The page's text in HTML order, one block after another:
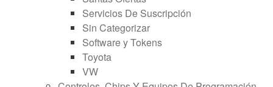
Servicios De Suscripción
Sin Categorizar
Software y Tokens
Toyota
VW